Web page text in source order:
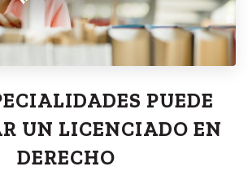
PUEDE
UN LICENCIADO EN
DERECHO